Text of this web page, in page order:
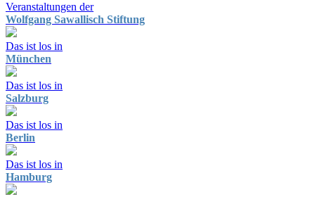
Veranstaltungen der
Wolfgang Sawallisch Stiftung
Das ist los in
München
Das ist los in
Salzburg
Das ist los in
Berlin
Das ist los in
Hamburg